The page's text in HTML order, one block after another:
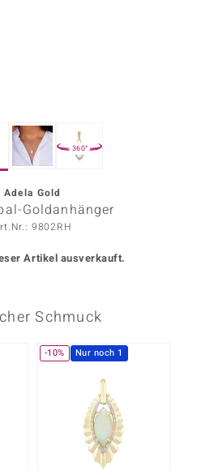
360°
Adela Gold
Goldanhänger
9802RH
Artikel ausverkauft.
Schmuck
-10% Nur noch 1